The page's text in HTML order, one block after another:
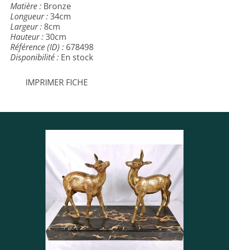
Matière : Bronze
Longueur :34cm
Largeur :8cm
Hauteur :30cm
Référence (ID) : 678498
Disponibilité : En stock
IMPRIMER FICHE